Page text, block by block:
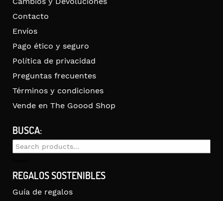
Contacto
Envíos
Pago ético y seguro
Política de privacidad
Preguntas frecuentes
Términos y condiciones
Vende en The Goood Shop
BUSCA:
Search
REGALOS SOSTENIBLES
Guía de regalos